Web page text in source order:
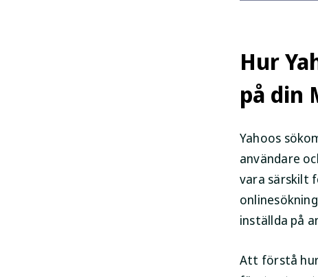
Hur
på din
Yahoos
användare
vara särskilt
inställda på
Att förstå